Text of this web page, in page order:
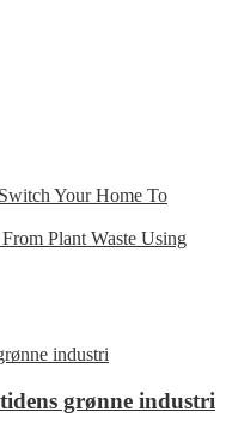
Your Home To
Plant Waste Using
grønne industri